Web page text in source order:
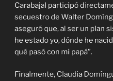
Carabajal participó
secuestro de Walter
aseguró que, al ser un plan
he estado yo, dónde he
qué pasó con mi papá”.
Finalmente, Claudia